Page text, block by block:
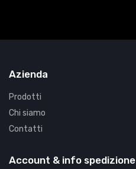
Azienda
Prodotti
Chi siamo
Contatti
Account & info spedizione